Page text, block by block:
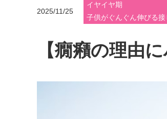
2025/11/25
イヤイヤ期
子供がぐんぐん伸びる接
【癇癪の理由